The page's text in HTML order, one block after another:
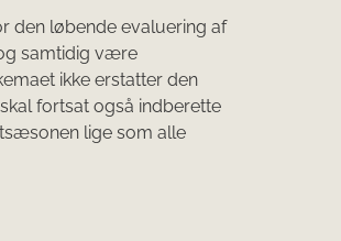
den løbende evaluering af
samtidig være
ikke erstatter den
fortsat også indberette
lige som alle